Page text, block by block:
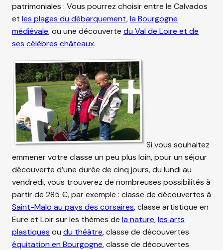
patrimoniales : Vous pourrez choisir entre le Calvados
et les plages du débarquement,la Bourgogne
médiévale, ou une découverte du Val de Loire et de
ses célèbres châteaux.
Si vous souhaitez
emmener votre classe un peu plus loin, pour un séjour
découverte d’une durée de cinq jours, du lundi au
vendredi, vous trouverez de nombreuses possibilités à
partir de 285 €, par exemple : classe de découvertes à
Saint-Malo au pays des corsaires, classe artistique en
Eure et Loir sur les thèmes de la nature,les arts
plastiques ou du théâtre, classe de découvertes
équitation en Bourgogne, classe de découvertes